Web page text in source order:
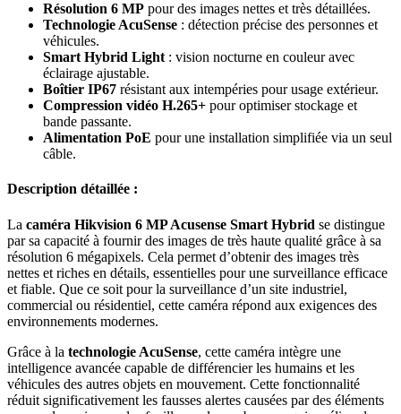
Résolution 6 MP pour des images nettes et très détaillées.
Technologie AcuSense : détection précise des personnes et
véhicules.
Smart Hybrid Light : vision nocturne en couleur avec
éclairage ajustable.
Boîtier IP67 résistant aux intempéries pour usage extérieur.
Compression vidéo H.265+ pour optimiser stockage et
bande passante.
Alimentation PoE pour une installation simplifiée via un seul
câble.
Description détaillée :
La caméra Hikvision 6 MP Acusense Smart Hybrid se distingue
par sa capacité à fournir des images de très haute qualité grâce à sa
résolution 6 mégapixels. Cela permet d’obtenir des images très
nettes et riches en détails, essentielles pour une surveillance efficace
et fiable. Que ce soit pour la surveillance d’un site industriel,
commercial ou résidentiel, cette caméra répond aux exigences des
environnements modernes.
Grâce à la technologie AcuSense, cette caméra intègre une
intelligence avancée capable de différencier les humains et les
véhicules des autres objets en mouvement. Cette fonctionnalité
réduit significativement les fausses alertes causées par des éléments